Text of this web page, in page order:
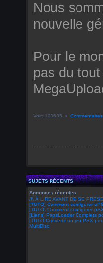
Nous
nouvelle
Pour le
pas du
Voir: 120635 •
SUJETS RÉCENTS
Annonces récentes
/!\ À LIRE AVANT DE SE
[TUTO] Comment configurer
[TUTO] Comment configurer
[Liens] PopsLoader Complets
[TUTO]Convertir un jeu PSX
MultiDisc